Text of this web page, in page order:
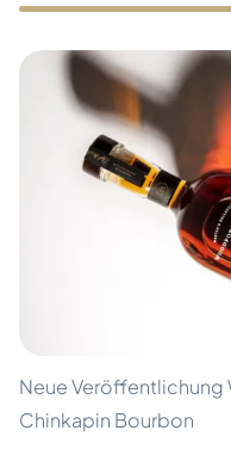
Neue Veröffentlichung
Chinkapin Bourbon